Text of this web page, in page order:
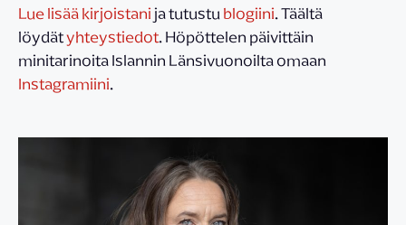
Lue lisää kirjoistanija tutustublogiini. Täältä
löydätyhteystiedot. Höpöttelen päivittäin
minitarinoita Islannin Länsivuonoilta omaan
Instagramiini.